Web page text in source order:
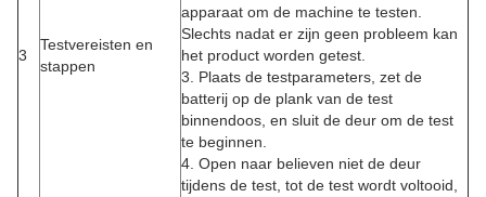
3
Testvereisten en
stappen
apparaat om de machine te testen.
Slechts nadat er zijn geen probleem kan
het product worden getest.
3. Plaats de testparameters, zet de
batterij op de plank van de test
binnendoos, en sluit de deur om de test
te beginnen.
4. Open naar believen niet de deur
tijdens de test, tot de test wordt voltooid,